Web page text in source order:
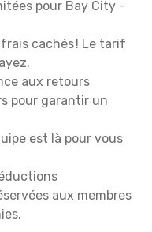
pour Bay City -
cachés ! Le tarif
aux retours
pour garantir un
est là pour vous
aux membres